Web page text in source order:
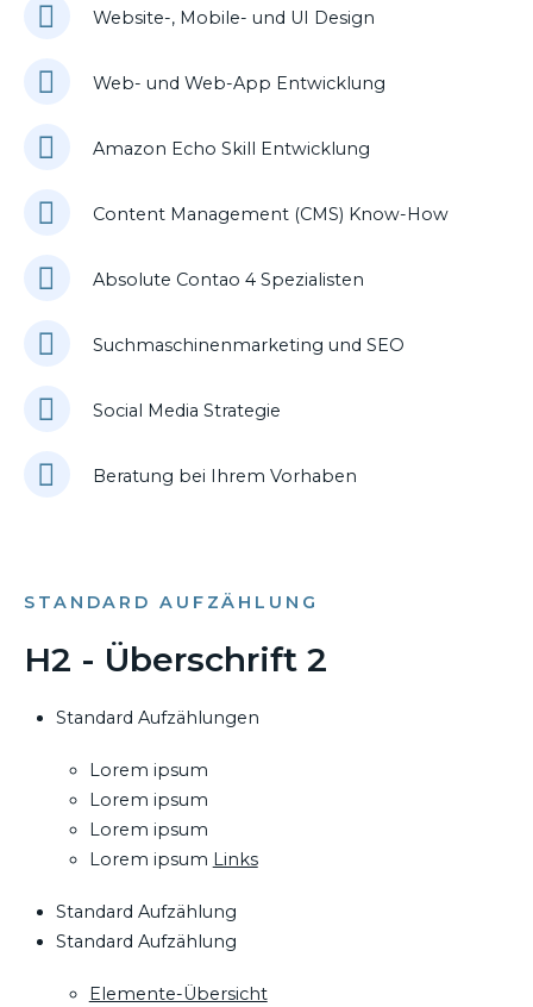
Website-, Mobile- und UI Design
Web- und Web-App Entwicklung
Amazon Echo Skill Entwicklung
Content Management (CMS) Know-How
Absolute Contao 4 Spezialisten
Suchmaschinenmarketing und SEO
Social Media Strategie
Beratung bei Ihrem Vorhaben
STANDARD AUFZÄHLUNG
H2 - Überschrift 2
Standard Aufzählungen
Lorem ipsum
Lorem ipsum
Lorem ipsum
Lorem ipsum Links
Standard Aufzählung
Standard Aufzählung
Elemente-Übersicht